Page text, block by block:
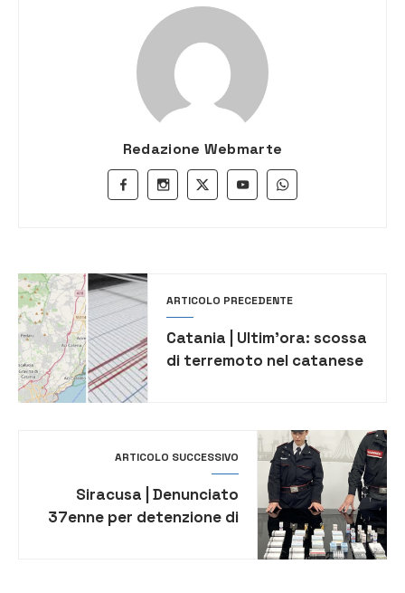
Redazione Webmarte
ARTICOLO PRECEDENTE
Catania | Ultim’ora: scossa
di terremoto nel catanese
ARTICOLO SUCCESSIVO
Siracusa | Denunciato
37enne per detenzione di